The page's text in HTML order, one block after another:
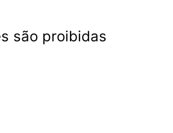
são proibidas